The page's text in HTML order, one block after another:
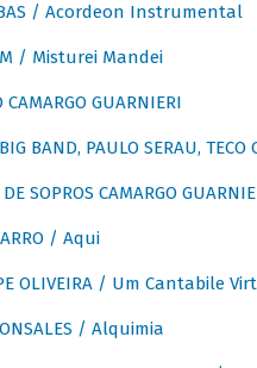
/ Acordeon Instrumental
/ Misturei Mandei
CAMARGO GUARNIERI
BAND, PAULO SERAU,
DE SOPROS CAMARGO
/ Aqui
OLIVEIRA / Um Cantabile
/ Alquimia